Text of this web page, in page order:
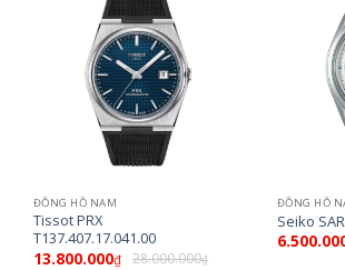
ĐỒNG HỒ NAM
Tissot PRX
T137.407.17.041.00
13.800.000₫ 28.000.000₫
ĐỒNG HỒ
Seiko